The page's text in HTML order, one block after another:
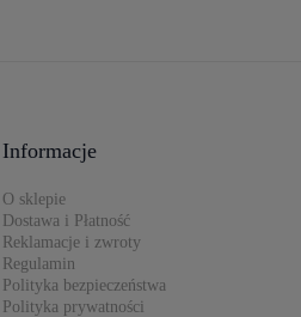
Informacje
O sklepie
Dostawa i Płatność
Reklamacje i zwroty
Regulamin
Polityka bezpieczeństwa
Polityka prywatności